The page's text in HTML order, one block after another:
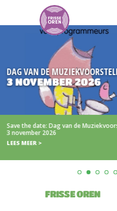
DE MUZIEKVOORSTELLING
2026
date: Dag van de Muziekvoorstelling op
2026
>
FRISSE OREN